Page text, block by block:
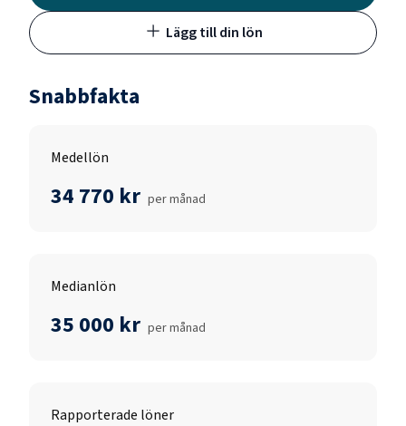
Lägg till din lön
Snabbfakta
Medellön
34 770 kr per månad
Medianlön
35 000 kr per månad
Rapporterade löner